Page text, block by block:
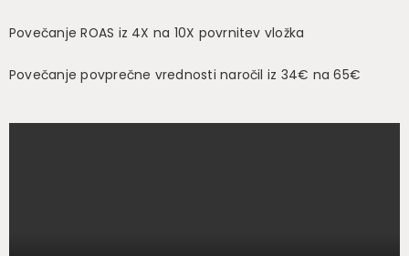
Povečanje ROAS iz 4X na 10X povrnitev vložka
Povečanje povprečne vrednosti naročil iz 34€ na 65€